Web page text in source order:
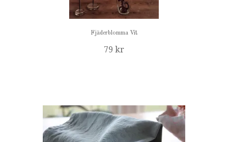
Fjäderblomma Vit
79 kr